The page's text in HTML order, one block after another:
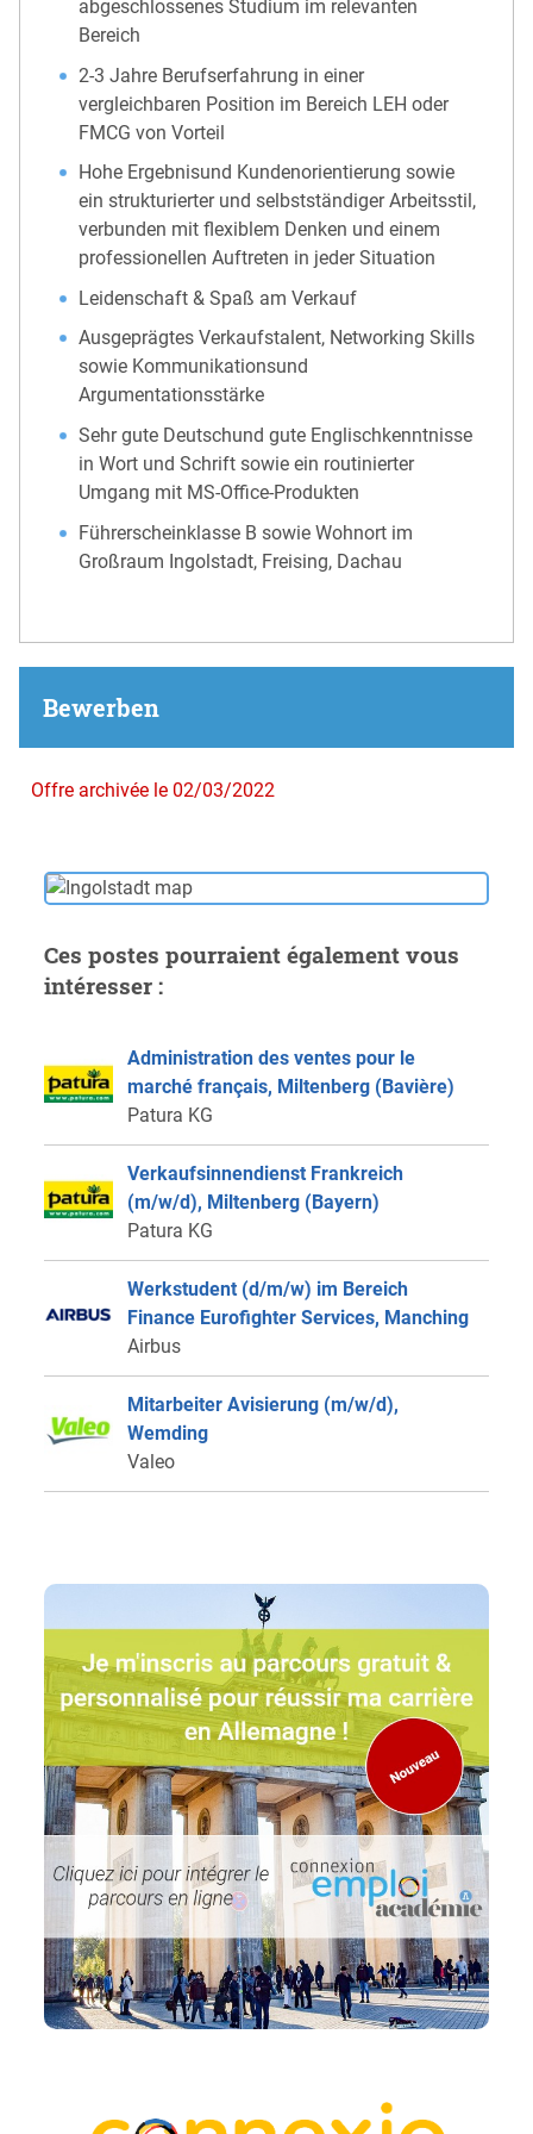
abgeschlossenes Studium im relevanten
Bereich
2-3 Jahre Berufserfahrung in einer
vergleichbaren Position im Bereich LEH oder
FMCG von Vorteil
Hohe Ergebnisund Kundenorientierung sowie
ein strukturierter und selbstständiger Arbeitsstil,
verbunden mit flexiblem Denken und einem
professionellen Auftreten in jeder Situation
Leidenschaft & Spaß am Verkauf
Ausgeprägtes Verkaufstalent, Networking Skills
sowie Kommunikationsund
Argumentationsstärke
Sehr gute Deutschund gute Englischkenntnisse
in Wort und Schrift sowie ein routinierter
Umgang mit MS-Office-Produkten
Führerscheinklasse B sowie Wohnort im
Großraum Ingolstadt, Freising, Dachau
Bewerben
Offre archivée le 02/03/2022
Ces postes pourraient également vous
intéresser :
Administration des ventes pour le
marché français, Miltenberg (Bavière)
Patura KG
Verkaufsinnendienst Frankreich
(m/w/d), Miltenberg (Bayern)
Patura KG
Werkstudent (d/m/w) im Bereich
Finance Eurofighter Services, Manching
Airbus
Mitarbeiter Avisierung (m/w/d),
Wemding
Valeo